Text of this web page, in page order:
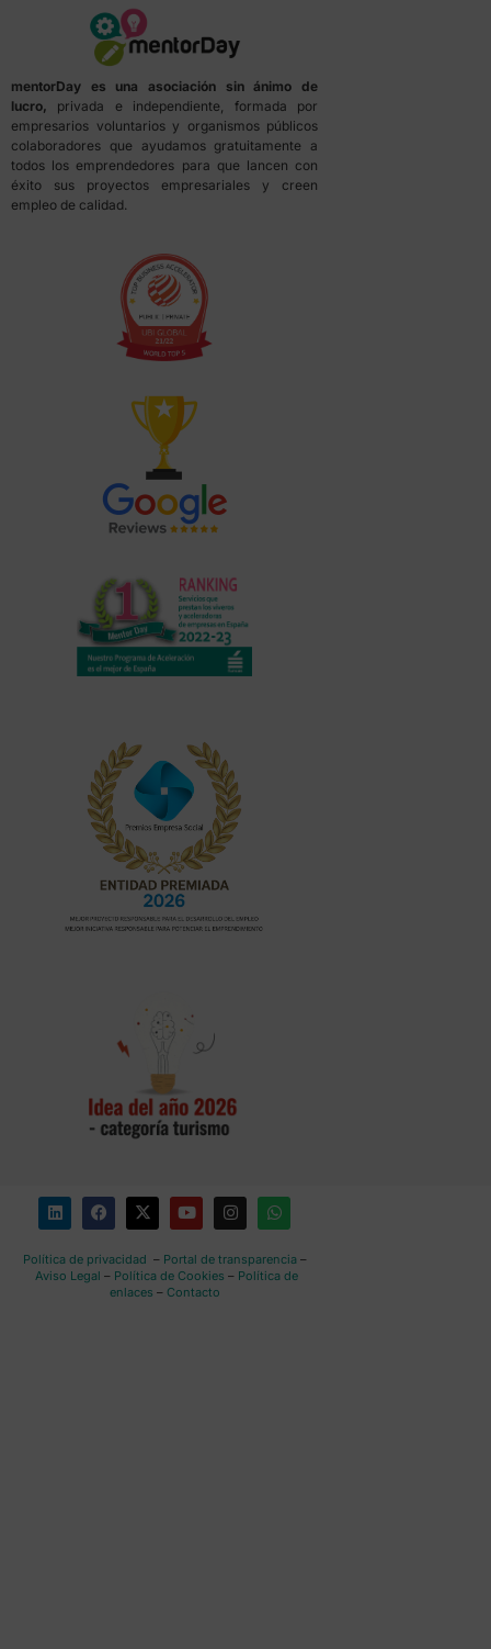
mentorDay es una asociación sin ánimo de
lucro, privada e independiente, formada por
empresarios voluntarios y organismos públicos
colaboradores que ayudamos gratuitamente a
todos los emprendedores para que lancen con
éxito sus proyectos empresariales y creen
empleo de calidad.
Política de privacidad – Portal de transparencia–
Aviso Legal – Política de Cookies – Política de
enlaces – Contacto